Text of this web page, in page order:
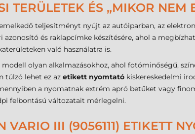
TERÜLETEK ÉS „MIKOR NEM
teljesítményt nyújt az autóiparban, az
azonosító és raklapcímke készítésére, ahol a
való használatra is.
modell olyan alkalmazásokhoz, ahol fotóminőségű,
túlzó lehet ez az etikett nyomtató kiskereskedelmi
a nyomatnak extrém apró betűket vagy
felbontású változatait mérlegelni.
VARIO III (9056111) ETIKETT